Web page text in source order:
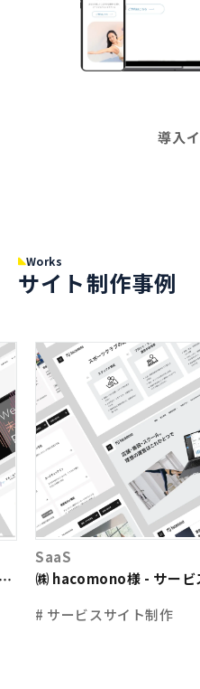
導入
Works
サイト制作事例
SaaS
㈱ hacomono様 - サービ
# サービスサイト制作